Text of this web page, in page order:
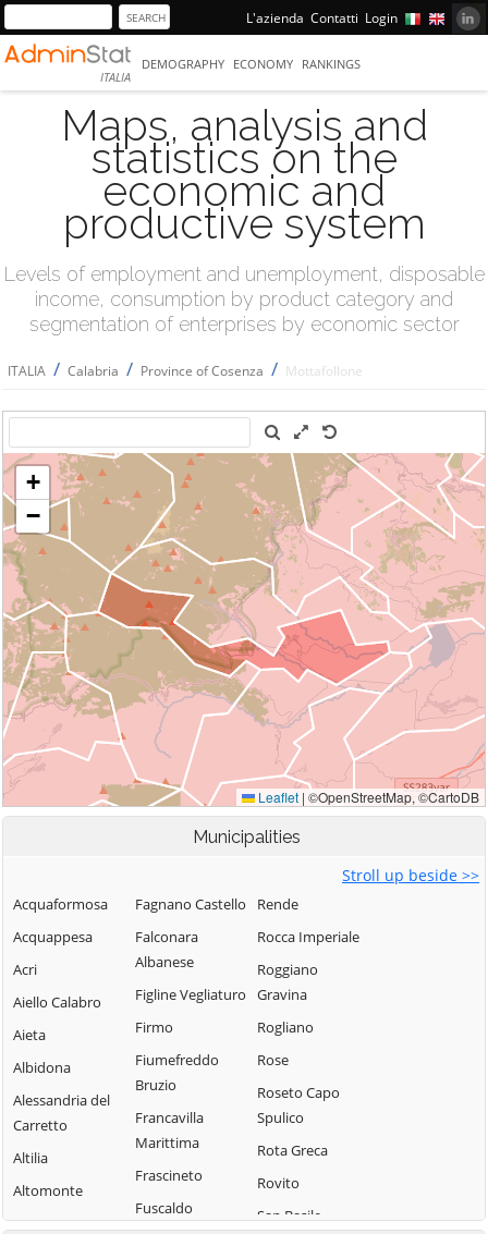
L'azienda Contatti Login
ITALIA
DEMOGRAPHY ECONOMY RANKINGS
Maps, analysis and
statistics on the
economic and
productive system
Levels of employment and unemployment, disposable
income, consumption by product category and
segmentation of enterprises by economic sector
ITALIA / Calabria / Province of Cosenza / Mottafollone
Municipalities
Stroll up beside >>
Acquaformosa
Acquappesa
Acri
Aiello Calabro
Aieta
Albidona
Alessandria del
Carretto
Altilia
Altomonte
Amantea
Fagnano Castello
Falconara
Albanese
Figline Vegliaturo
Firmo
Fiumefreddo
Bruzio
Francavilla
Marittima
Frascineto
Fuscaldo
Rende
Rocca Imperiale
Roggiano
Gravina
Rogliano
Rose
Roseto Capo
Spulico
Rota Greca
Rovito
San Basile